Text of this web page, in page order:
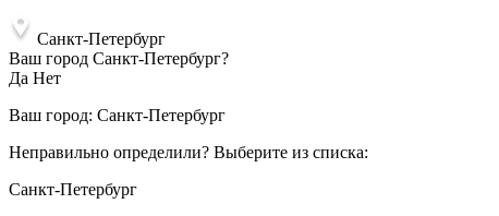
Санкт-Петербург
Ваш город Санкт-Петербург?
Да Нет
Ваш город: Санкт-Петербург
Неправильно определили? Выберите из списка:
Санкт-Петербург